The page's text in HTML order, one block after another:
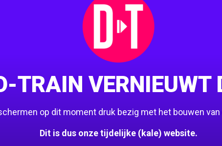
TRAIN VERNIEUWT
op dit moment druk bezig met het bouwen van
Dit is dus onze tijdelijke (kale) website.